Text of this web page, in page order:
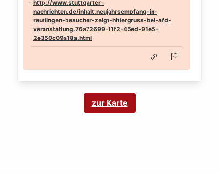
http://www.stuttgarter-
nachrichten.de/inhalt.neujahrsempfang-in-
reutlingen-besucher-zeigt-hitlergruss-bei-afd-
veranstaltung.76a72699-11f2-45ed-91e5-
2e350c09a18a.html
zur Karte